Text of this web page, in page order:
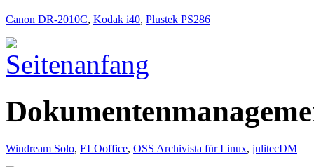
Canon DR-2010C, Kodak i40, Plustek PS286
Windream Solo, ELOoffice, OSS Archivista für Linux, julitecDM